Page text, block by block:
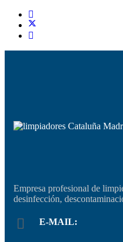
Empresa profesional de
desinfección,
E-MAIL: